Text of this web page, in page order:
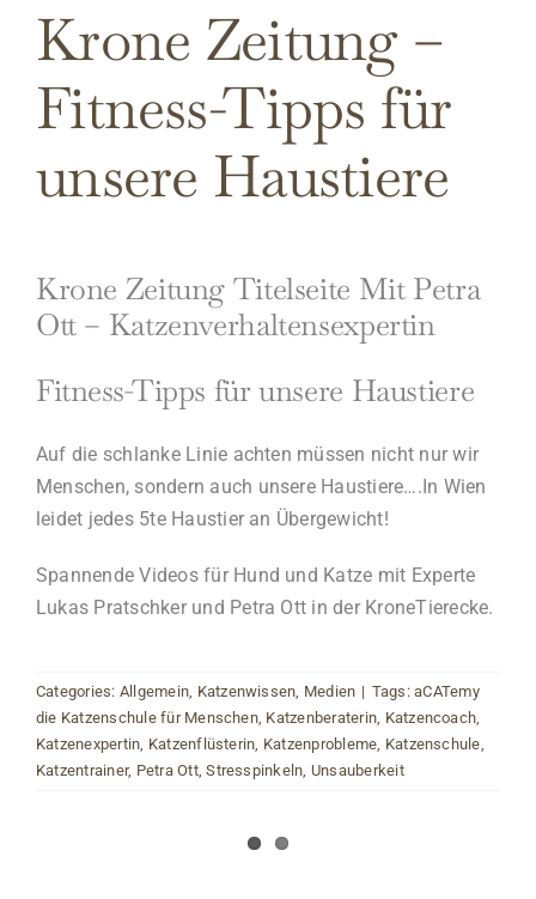
Krone Zeitung –
Fitness-Tipps für
unsere Haustiere
Krone Zeitung Titelseite Mit Petra
Ott – Katzenverhaltensexpertin
Fitness-Tipps für unsere Haustiere
Auf die schlanke Linie achten müssen nicht nur wir
Menschen, sondern auch unsere Haustiere….In Wien
leidet jedes 5te Haustier an Übergewicht!
Spannende Videos für Hund und Katze mit Experte
Lukas Pratschker und Petra Ott in der KroneTierecke.
Categories: Allgemein Katzenwissen Medien | Tags:aCATemy
die Katzenschule für Menschen, Katzenberaterin Katzencoach
Katzenexpertin Katzenflüsterin Katzenprobleme Katzenschule
Katzentrainer, Petra Ott,Stresspinkeln Unsauberkeit